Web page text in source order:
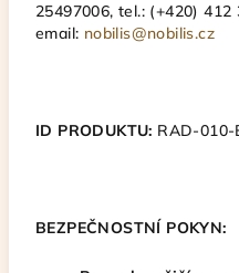
25497006, tel.: (+420) 412
email: nobilis@nobilis.cz
ID PRODUKTU: RAD-010-
BEZPEČNOSTNÍ POKYN: